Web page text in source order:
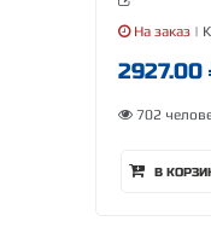
На заказ |
2927.00
702
В